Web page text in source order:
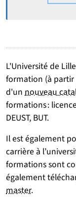
L'Université de
formation (à partir
d'un nouveau
formations :
DEUST, BUT.
Il est également
carrière à
formations sont
également
master.